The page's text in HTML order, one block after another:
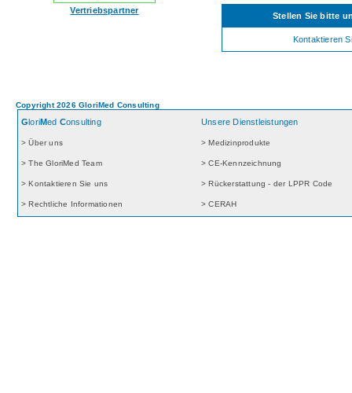
Vertriebspartner
Stellen Sie bitte
Kontaktieren
Copyright 2026 GloriMed Consulting
GloriMed Consulting Unsere Dienstleistungen
> Über uns > Medizinprodukte
> The GloriMed Team > CE-Kennzeichnung
> Kontaktieren Sie uns > Rückerstattung - der LPPR Code
> Rechtliche Informationen > CERAH